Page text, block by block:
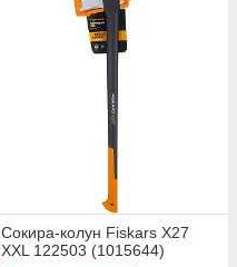
Сокира-колун Fiskars Х27
XXL 122503 (1015644)